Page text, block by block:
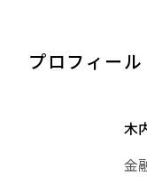
プロフィール
木
金